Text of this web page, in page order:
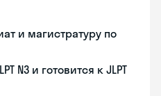
и магистратуру по
N3 и готовится к JLPT